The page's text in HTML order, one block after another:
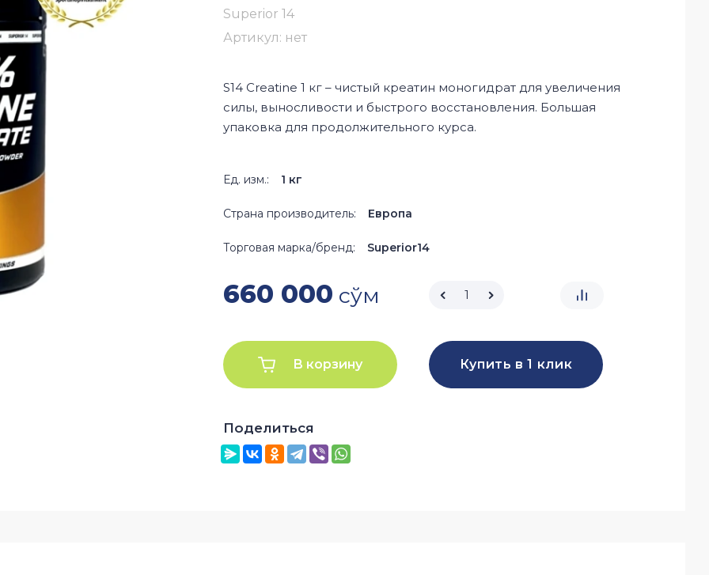
Superior 14
Артикул: нет
S14 Creatine 1 кг – чистый креатин моногидрат для увеличения
силы, выносливости и быстрого восстановления. Большая
упаковка для продолжительного курса.
Ед. изм.: 1 кг
Страна производитель: Европа
Торговая марка/бренд: Superior14
660 000 сўм
В корзину Купить в 1 клик
Поделиться